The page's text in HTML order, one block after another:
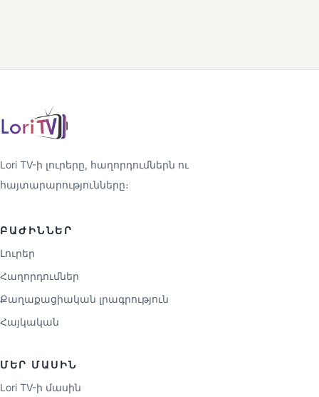
Lori TV-ի լուրերը, հաղորդումներն ու
հայտարարությունները։
ԲԱԺԻՆՆԵՐ
Լուրեր
Հաղորդումներ
Քաղաքացիական լրագրություն
Հայկական
ՄԵՐ ՄԱՍԻՆ
Lori TV-ի մասին